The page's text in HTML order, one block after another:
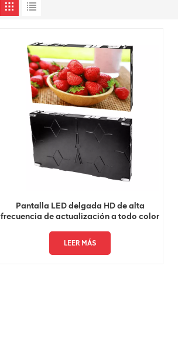
Pantalla LED delgada HD de alta
frecuencia de actualización a todo color
LEER MÁS